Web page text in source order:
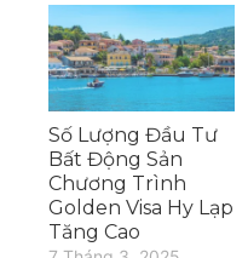
Số Lượng Đầu Tư
Bất Động Sản
Chương Trình
Golden Visa Hy Lạp
Tăng Cao